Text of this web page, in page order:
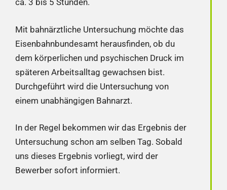
ca. 3 bis 5 Stunden.
Mit bahnärztliche Untersuchung möchte das
Eisenbahnbundesamt herausfinden, ob du
dem körperlichen und psychischen Druck im
späteren Arbeitsalltag gewachsen bist.
Durchgeführt wird die Untersuchung von
einem unabhängigen Bahnarzt.
In der Regel bekommen wir das Ergebnis der
Untersuchung schon am selben Tag. Sobald
uns dieses Ergebnis vorliegt, wird der
Bewerber sofort informiert.